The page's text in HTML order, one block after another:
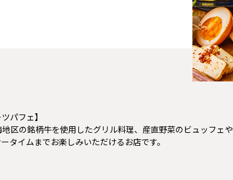
パフェ】
区の銘柄牛を使用したグリル料理、産直野菜のビュッフ
タイムまでお楽しみいただけるお店です。